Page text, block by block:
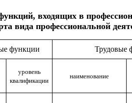
входящих в
вида профессиональной
функции Трудовые
уровень
квалификации
наименование